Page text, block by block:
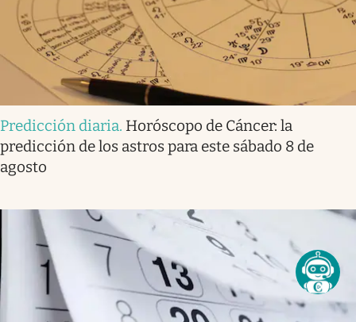
Predicción diaria. Horóscopo de Cáncer: la
predicción de los astros para este sábado 8 de
agosto